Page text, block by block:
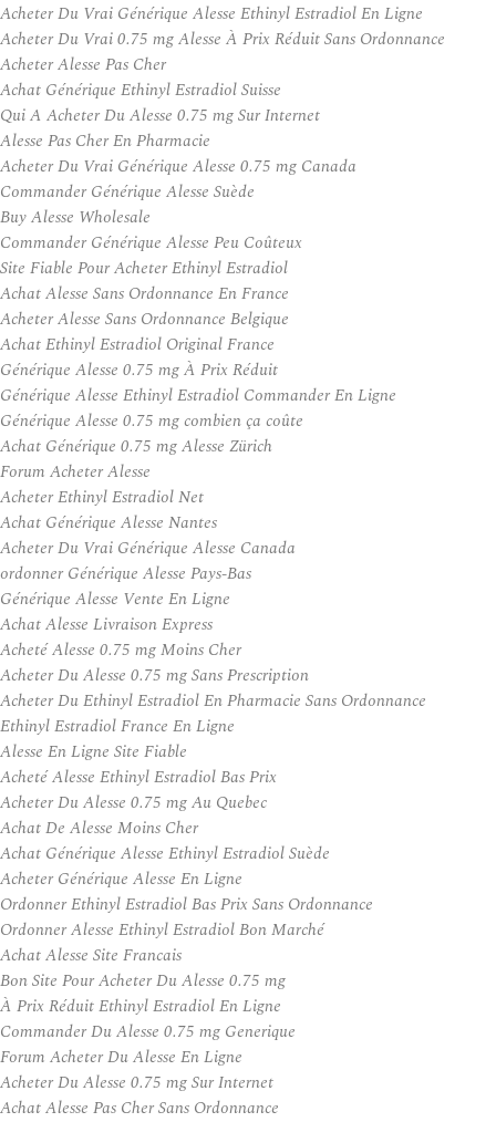
Acheter Du Vrai Générique Alesse Ethinyl Estradiol En Ligne
Acheter Du Vrai 0.75 mg Alesse À Prix Réduit Sans Ordonnance
Acheter Alesse Pas Cher
Achat Générique Ethinyl Estradiol Suisse
Qui A Acheter Du Alesse 0.75 mg Sur Internet
Alesse Pas Cher En Pharmacie
Acheter Du Vrai Générique Alesse 0.75 mg Canada
Commander Générique Alesse Suède
Buy Alesse Wholesale
Commander Générique Alesse Peu Coûteux
Site Fiable Pour Acheter Ethinyl Estradiol
Achat Alesse Sans Ordonnance En France
Acheter Alesse Sans Ordonnance Belgique
Achat Ethinyl Estradiol Original France
Générique Alesse 0.75 mg À Prix Réduit
Générique Alesse Ethinyl Estradiol Commander En Ligne
Générique Alesse 0.75 mg combien ça coûte
Achat Générique 0.75 mg Alesse Zürich
Forum Acheter Alesse
Acheter Ethinyl Estradiol Net
Achat Générique Alesse Nantes
Acheter Du Vrai Générique Alesse Canada
ordonner Générique Alesse Pays-Bas
Générique Alesse Vente En Ligne
Achat Alesse Livraison Express
Acheté Alesse 0.75 mg Moins Cher
Acheter Du Alesse 0.75 mg Sans Prescription
Acheter Du Ethinyl Estradiol En Pharmacie Sans Ordonnance
Ethinyl Estradiol France En Ligne
Alesse En Ligne Site Fiable
Acheté Alesse Ethinyl Estradiol Bas Prix
Acheter Du Alesse 0.75 mg Au Quebec
Achat De Alesse Moins Cher
Achat Générique Alesse Ethinyl Estradiol Suède
Acheter Générique Alesse En Ligne
Ordonner Ethinyl Estradiol Bas Prix Sans Ordonnance
Ordonner Alesse Ethinyl Estradiol Bon Marché
Achat Alesse Site Francais
Bon Site Pour Acheter Du Alesse 0.75 mg
À Prix Réduit Ethinyl Estradiol En Ligne
Commander Du Alesse 0.75 mg Generique
Forum Acheter Du Alesse En Ligne
Acheter Du Alesse 0.75 mg Sur Internet
Achat Alesse Pas Cher Sans Ordonnance